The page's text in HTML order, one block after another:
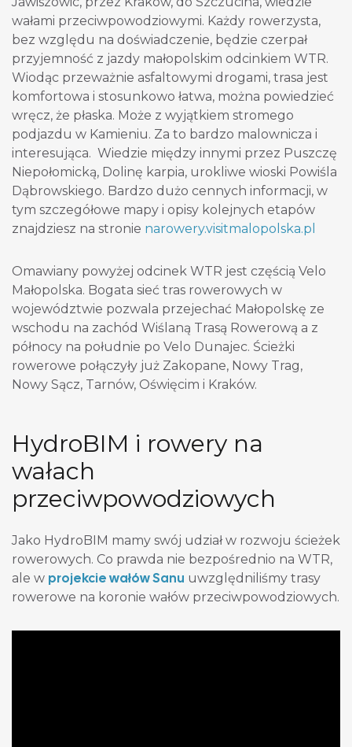
wałami przeciwpowodziowymi. Każdy rowerzysta,
bez względu na doświadczenie, będzie czerpał
przyjemność z jazdy małopolskim odcinkiem WTR.
Wiodąc przeważnie asfaltowymi drogami, trasa jest
komfortowa i stosunkowo łatwa, można powiedzieć
wręcz, że płaska. Może z wyjątkiem stromego
podjazdu w Kamieniu. Za to bardzo malownicza i
interesująca. Wiedzie między innymi przez Puszczę
Niepołomicką, Dolinę karpia, urokliwe wioski Powiśla
Dąbrowskiego. Bardzo dużo cennych informacji, w
tym szczegółowe mapy i opisy kolejnych etapów
znajdziesz na stronie narowery.visitmalopolska.pl
Omawiany powyżej odcinek WTR jest częścią Velo
Małopolska. Bogata sieć tras rowerowych w
województwie pozwala przejechać Małopolskę ze
wschodu na zachód Wiślaną Trasą Rowerową a z
północy na południe po Velo Dunajec. Ścieżki
rowerowe połączyły już Zakopane, Nowy Trag,
Nowy Sącz, Tarnów, Oświęcim i Kraków.
HydroBIM i rowery na
wałach
przeciwpowodziowych
Jako HydroBIM mamy swój udział w rozwoju ścieżek
rowerowych. Co prawda nie bezpośrednio na WTR,
ale w projekcie wałów Sanu uwzględniliśmy trasy
rowerowe na koronie wałów przeciwpowodziowych.